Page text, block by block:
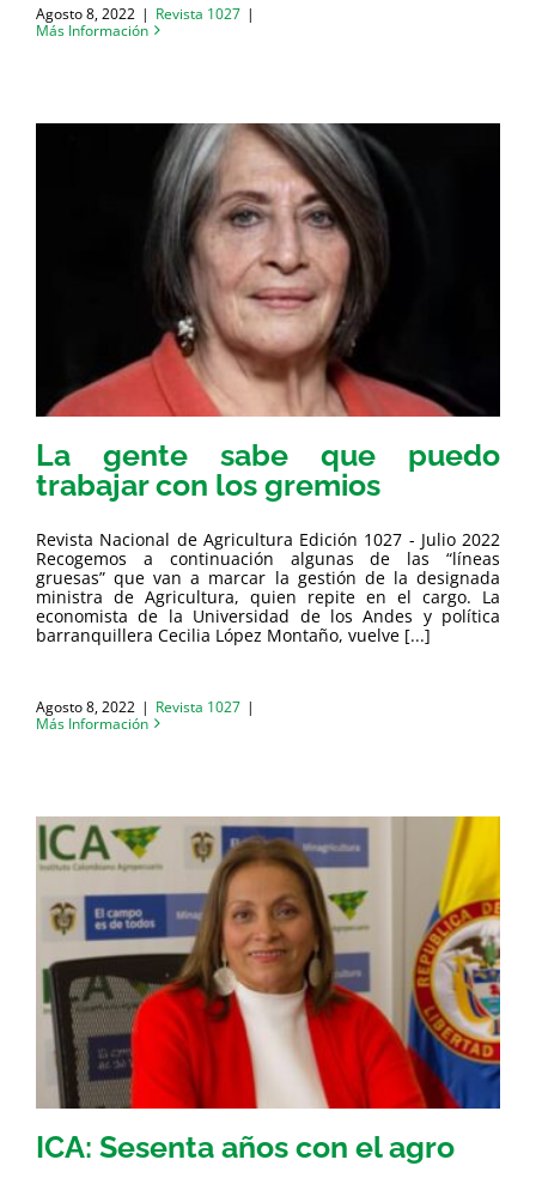
Agosto 8, 2022 | Revista 1027 |
Más Información
La gente sabe que puedo
trabajar con los gremios
Revista Nacional de Agricultura Edición 1027 - Julio 2022
Recogemos a continuación algunas de las “líneas
gruesas” que van a marcar la gestión de la designada
ministra de Agricultura, quien repite en el cargo. La
economista de la Universidad de los Andes y política
barranquillera Cecilia López Montaño, vuelve [...]
Agosto 8, 2022 | Revista 1027 |
Más Información
ICA: Sesenta años con el agro